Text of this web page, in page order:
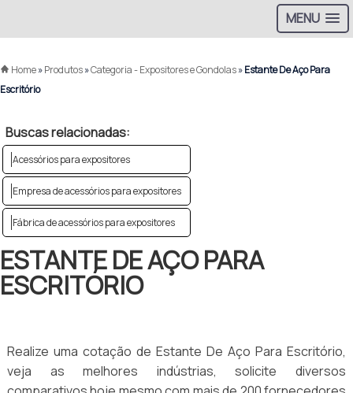
MENU
Home»Produtos»Categoria - Expositores e Gondolas»Estante De Aço Para
Escritório
Buscas relacionadas:
Acessórios para expositores
Empresa de acessórios para expositores
Fábrica de acessórios para expositores
ESTANTE DE AÇO PARA
ESCRITÓRIO
Realize uma cotação de Estante De Aço Para Escritório,
veja as melhores indústrias, solicite diversos